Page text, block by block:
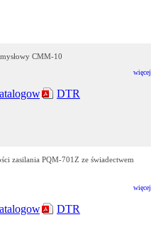
CMM-10
więcej
DTR
zasilania PQM-701Z ze świadectwem
więcej
DTR